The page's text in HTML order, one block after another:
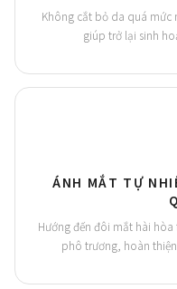
Không cắt bỏ da quá mức
giúp trở lại sinh
ÁNH MẮT TỰ
Hướng đến đôi mắt hài
phô trương, hoàn